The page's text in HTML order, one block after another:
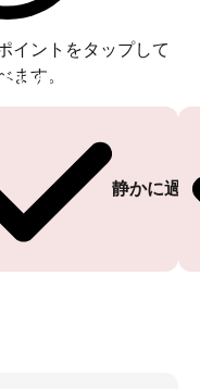
イントをタップして
ます。
静かに過
りがとうございます